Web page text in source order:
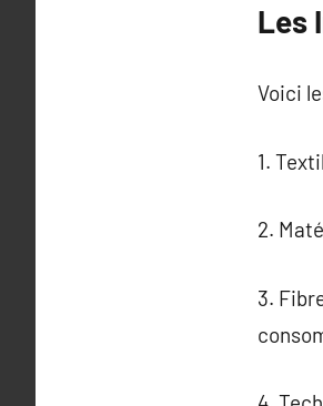
Les
Voici
1.
2.
3.